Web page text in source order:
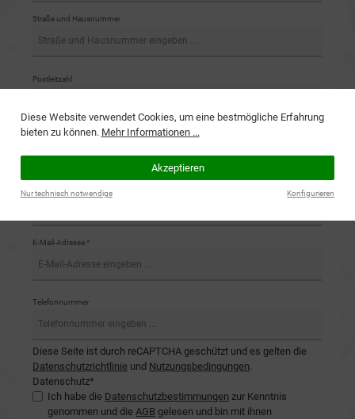
Straße und Hausnummer
Postleitzahl
Ort
Land
E-Mail-Adresse*
Telefonnummer
Diese Seite ist durch reCAPTCHA geschützt und es gelten die
Datenschutzrichtlinie und Nutzungsbedingungen
Datenschutz*
Ich habe die Datenschutzbestimmungen zur Kenntnis
genommen und die AGB gelesen und bin mit ihnen
Diese Website verwendet Cookies, um eine bestmögliche Erfahrung
bieten zu können. Mehr Informationen ...
Akzeptieren
Nur technisch notwendige Konfigurieren